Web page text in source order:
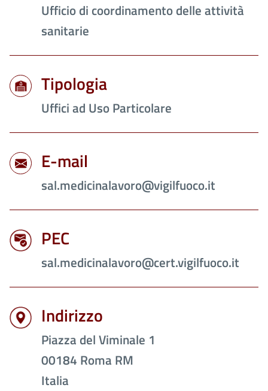
Ufficio di coordinamento delle attività
sanitarie
Tipologia
Uffici ad Uso Particolare
E-mail
sal.medicinalavoro@vigilfuoco.it
PEC
sal.medicinalavoro@cert.vigilfuoco.it
Indirizzo
Piazza del Viminale 1
00184 Roma RM
Italia